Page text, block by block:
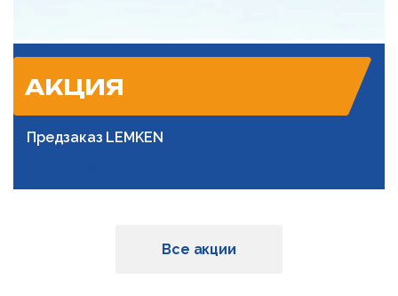
АКЦИЯ
Предзаказ LEMKEN
Все акции